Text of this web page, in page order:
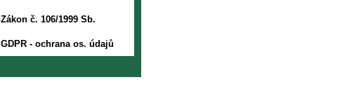
Zákon č. 106/1999 Sb.
GDPR - ochrana os. údajů